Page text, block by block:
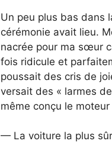
Un peu plus bas dans
cérémonie avait lieu.
nacrée pour ma sœur
fois ridicule et
poussait des cris de
versait des « larmes
même conçu le
— La voiture la plus